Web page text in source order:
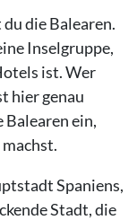
die Balearen.
Inselgruppe,
ist. Wer
hier genau
Balearen ein,
Spaniens,
Stadt, die